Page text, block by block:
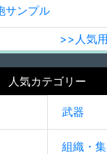
サンプル
>>人気
人気カテゴリー
武器
組織・